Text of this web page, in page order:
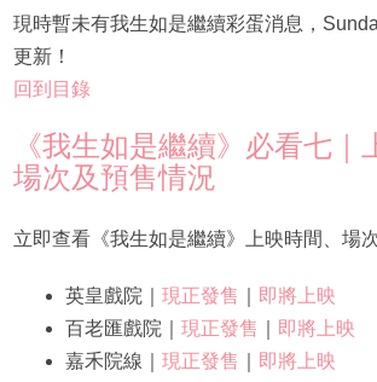
現時暫未有我生如是繼續彩蛋消息，
更新！
回到目錄
《我生如是繼續》必看七｜
場次及預售情況
立即查看《我生如是繼續》上映時間、場
英皇戲院｜ 現正發售
即將上映
百老匯戲院｜ 現正發售
即將上映
嘉禾院線｜ 現正發售
即將上映